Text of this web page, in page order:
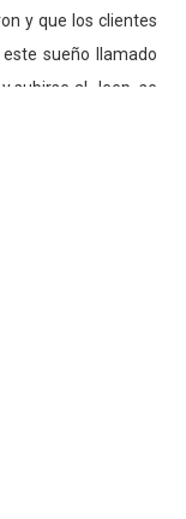
y que los clientes
sueño llamado
subirse al Jeep, se